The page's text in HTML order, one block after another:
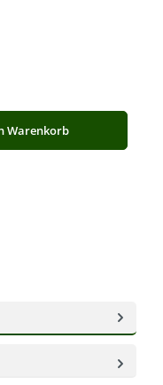
ein oder benutze die
Warenkorb